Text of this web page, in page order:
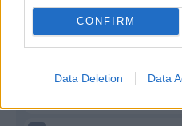
CONFIRM
Data Deletion Data
2-0 MIL